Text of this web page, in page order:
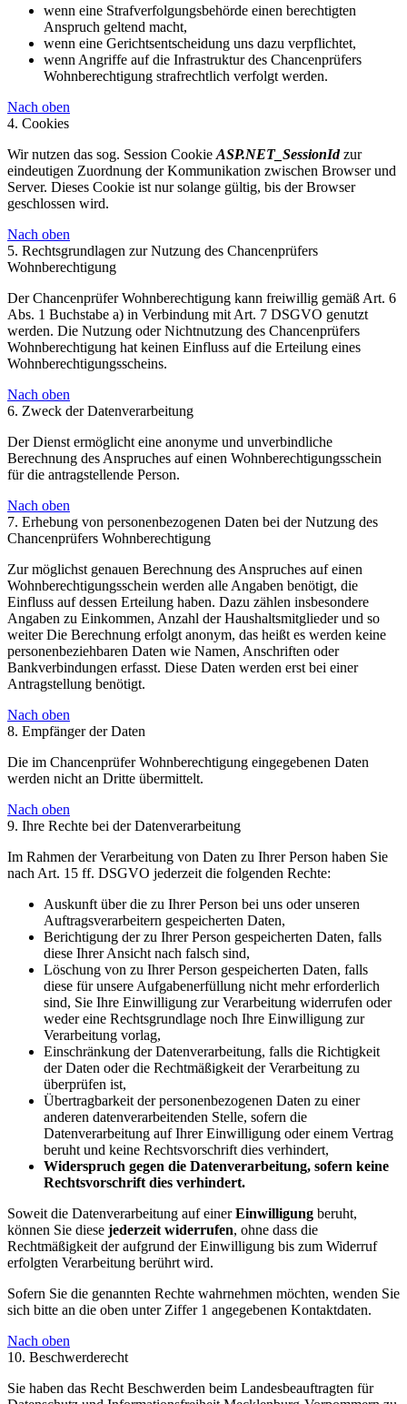
wenn eine Strafverfolgungsbehörde einen berechtigten
Anspruch geltend macht,
wenn eine Gerichtsentscheidung uns dazu verpflichtet,
wenn Angriffe auf die Infrastruktur des Chancenprüfers
Wohnberechtigung strafrechtlich verfolgt werden.
Nach oben
4. Cookies
Wir nutzen das sog. Session Cookie ASP.NET_SessionIdzur
eindeutigen Zuordnung der Kommunikation zwischen Browser und
Server. Dieses Cookie ist nur solange gültig, bis der Browser
geschlossen wird.
Nach oben
5. Rechtsgrundlagen zur Nutzung des Chancenprüfers
Wohnberechtigung
Der Chancenprüfer Wohnberechtigung kann freiwillig gemäß Art. 6
Abs. 1 Buchstabe a) in Verbindung mit Art. 7 DSGVO genutzt
werden. Die Nutzung oder Nichtnutzung des Chancenprüfers
Wohnberechtigung hat keinen Einfluss auf die Erteilung eines
Wohnberechtigungsscheins.
Nach oben
6. Zweck der Datenverarbeitung
Der Dienst ermöglicht eine anonyme und unverbindliche
Berechnung des Anspruches auf einen Wohnberechtigungsschein
für die antragstellende Person.
Nach oben
7. Erhebung von personenbezogenen Daten bei der Nutzung des
Chancenprüfers Wohnberechtigung
Zur möglichst genauen Berechnung des Anspruches auf einen
Wohnberechtigungsschein werden alle Angaben benötigt, die
Einfluss auf dessen Erteilung haben. Dazu zählen insbesondere
Angaben zu Einkommen, Anzahl der Haushaltsmitglieder und so
weiter Die Berechnung erfolgt anonym, das heißt es werden keine
personenbeziehbaren Daten wie Namen, Anschriften oder
Bankverbindungen erfasst. Diese Daten werden erst bei einer
Antragstellung benötigt.
Nach oben
8. Empfänger der Daten
Die im Chancenprüfer Wohnberechtigung eingegebenen Daten
werden nicht an Dritte übermittelt.
Nach oben
9. Ihre Rechte bei der Datenverarbeitung
Im Rahmen der Verarbeitung von Daten zu Ihrer Person haben Sie
nach Art. 15 ff. DSGVO jederzeit die folgenden Rechte:
Auskunft über die zu Ihrer Person bei uns oder unseren
Auftragsverarbeitern gespeicherten Daten,
Berichtigung der zu Ihrer Person gespeicherten Daten, falls
diese Ihrer Ansicht nach falsch sind,
Löschung von zu Ihrer Person gespeicherten Daten, falls
diese für unsere Aufgabenerfüllung nicht mehr erforderlich
sind, Sie Ihre Einwilligung zur Verarbeitung widerrufen oder
weder eine Rechtsgrundlage noch Ihre Einwilligung zur
Verarbeitung vorlag,
Einschränkung der Datenverarbeitung, falls die Richtigkeit
der Daten oder die Rechtmäßigkeit der Verarbeitung zu
überprüfen ist,
Übertragbarkeit der personenbezogenen Daten zu einer
anderen datenverarbeitenden Stelle, sofern die
Datenverarbeitung auf Ihrer Einwilligung oder einem Vertrag
beruht und keine Rechtsvorschrift dies verhindert,
Widerspruch gegen die Datenverarbeitung, sofern keine
Rechtsvorschrift dies verhindert.
Soweit die Datenverarbeitung auf einerEinwilligung beruht,
können Sie diese jederzeit widerrufen, ohne dass die
Rechtmäßigkeit der aufgrund der Einwilligung bis zum Widerruf
erfolgten Verarbeitung berührt wird.
Sofern Sie die genannten Rechte wahrnehmen möchten, wenden Sie
sich bitte an die oben unter Ziffer 1 angegebenen Kontaktdaten.
Nach oben
10. Beschwerderecht
Sie haben das Recht Beschwerden beim Landesbeauftragten für